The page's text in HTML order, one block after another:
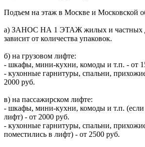
Подъем на этаж в Москве и Московской
а) ЗАНОС НА 1 ЭТАЖ жилых и частных
зависит от количества упаковок.
б) на грузовом лифте:
- шкафы, мини-кухни, комоды и т.п. - от
- кухонные гарнитуры, спальни,
2000 руб.
в) на пассажирском лифте:
- шкафы, мини-кухни, комоды и т.п. (если
лифт) - от 2000 руб.
- кухонные гарнитуры, спальни,
поместились в лифт) - от 2500 руб.